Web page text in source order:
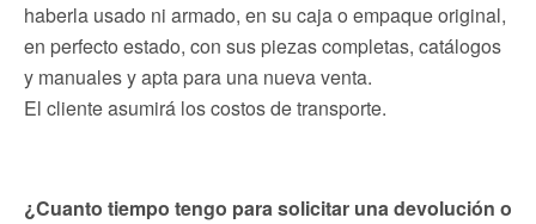
haberla usado ni armado, en su caja o empaque original,
en perfecto estado, con sus piezas completas, catálogos
y manuales y apta para una nueva venta.
El cliente asumirá los costos de transporte.
¿Cuanto tiempo tengo para solicitar una devolución o